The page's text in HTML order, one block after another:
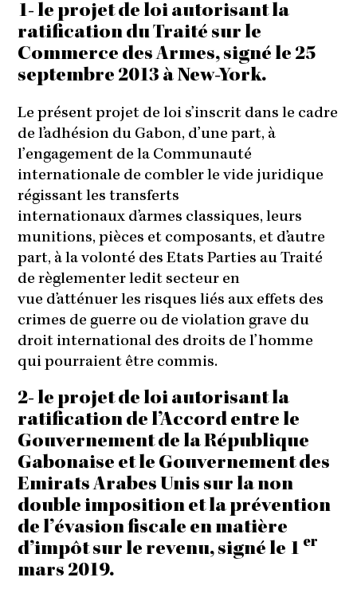
1- le projet de loi autorisant la
ratification du Traité sur le
Commerce des Armes, signé le 25
septembre 2013 à New-York.
Le présent projet de loi s’inscrit dans le cadre
de l’adhésion du Gabon, d’une part, à
l’engagement de la Communauté
internationale de combler le vide juridique
régissant les transferts
internationaux d’armes classiques, leurs
munitions, pièces et composants, et d’autre
part, à la volonté des Etats Parties au Traité
de règlementer ledit secteur en
vue d’atténuer les risques liés aux effets des
crimes de guerre ou de violation grave du
droit international des droits de l’homme
qui pourraient être commis.
2- le projet de loi autorisant la
ratification de l’Accord entre le
Gouvernement de la République
Gabonaise et le Gouvernement des
Emirats Arabes Unis sur la non
double imposition et la prévention
de l’évasion fiscale en matière
d’impôt sur le revenu, signé le 1 er
mars 2019.